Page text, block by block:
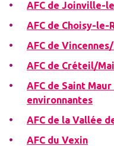
AFC de Joinville-
AFC de Choisy-le-
AFC de
AFC de Créteil/
AFC de Saint
environnantes
AFC de la Vallée
AFC du Vexin